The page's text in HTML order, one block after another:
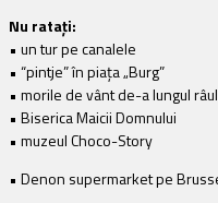
Nu rataţi:
• un tur pe canalele
• “pintje” în piaţa „Burg”
• morile de vânt de-a lungul
• Biserica Maicii Domnului
• muzeul Choco-Story
• Denon supermarket pe